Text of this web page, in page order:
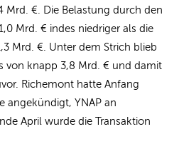
Mrd. €. Die Belastung durch den
Mrd. € indes niedriger als die
Mrd. €. Unter dem Strich blieb
von knapp 3,8 Mrd. € und damit
Richemont hatte Anfang
angekündigt, YNAP an
April wurde die Transaktion